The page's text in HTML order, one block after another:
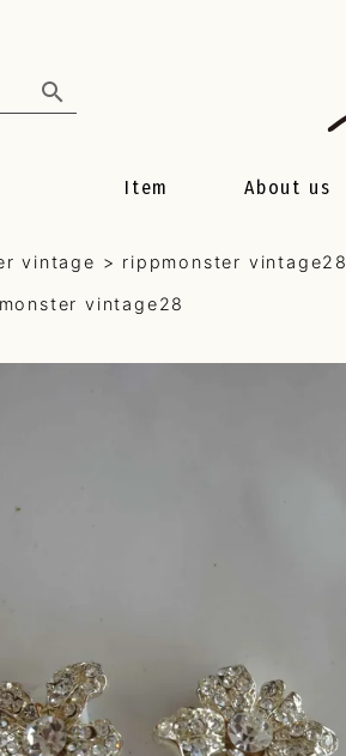
Item
earring
Cache
(candle jewelry)
About us
vintage rippmonster vintage28
vintage28